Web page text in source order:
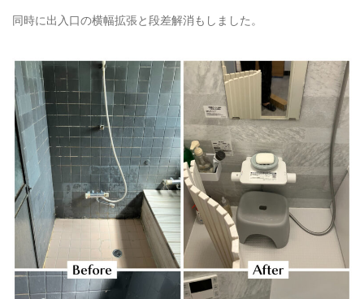
同時に出入口の横幅拡張と段差解消もしました。